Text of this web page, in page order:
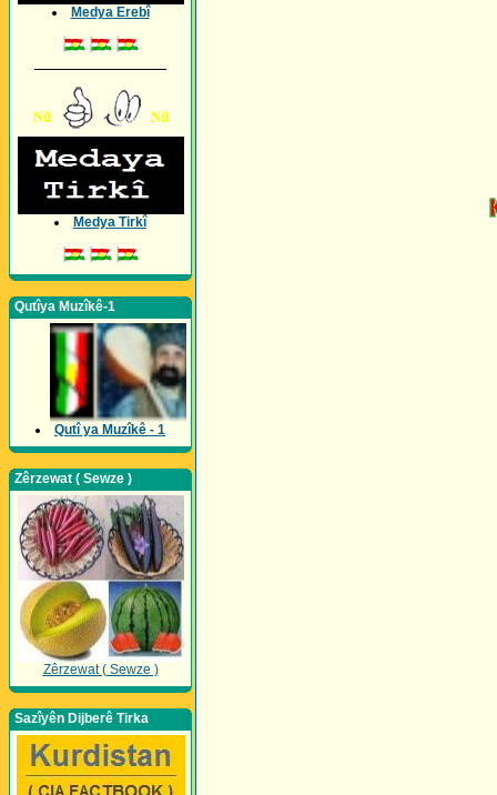
Medya Erebî
Medya Tirkî
Qutîya Muzîkê-1
Qutî ya Muzîkê - 1
Zêrzewat ( Sewze )
Zêrzewat ( Sewze )
Sazîyên Dijberê Tirka